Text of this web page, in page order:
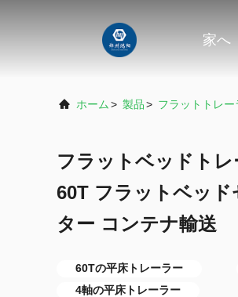
家へ
ホーム > 製品> フラットトレー
フラットベッドト
60T フラットベッ
ター コンテナ輸送
60Tの平床トレーラー
4軸の平床トレーラー